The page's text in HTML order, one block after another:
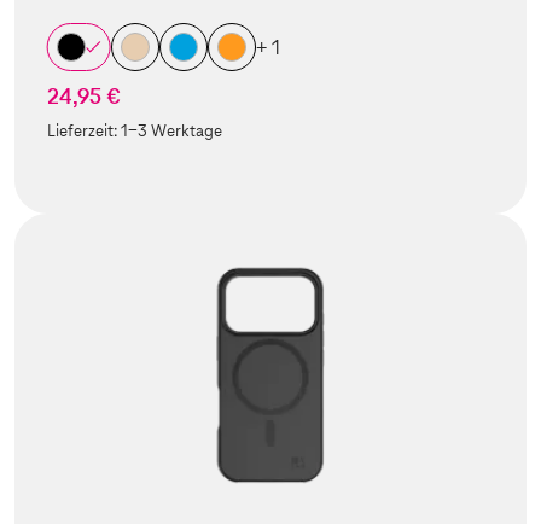
+ 1
24,95 €
Lieferzeit:1-3 Werktage